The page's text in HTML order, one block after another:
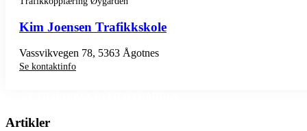
Kim Joensen Trafikkskole
Vassvikvegen 78, 5363 Ågotnes
Se kontaktinfo
Artikler